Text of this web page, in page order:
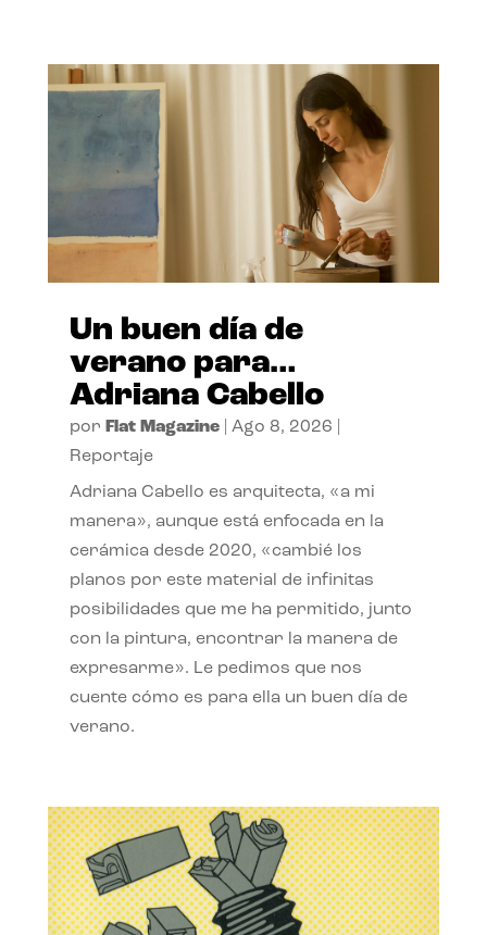
Un buen día de
verano para…
Adriana Cabello
por Flat Magazine| Ago 8, 2026
Reportaje
Adriana Cabello es arquitecta, «a mi
manera», aunque está enfocada en la
cerámica desde 2020, «cambié los
planos por este material de infinitas
posibilidades que me ha permitido, junto
con la pintura, encontrar la manera de
expresarme». Le pedimos que nos
cuente cómo es para ella un buen día de
verano.